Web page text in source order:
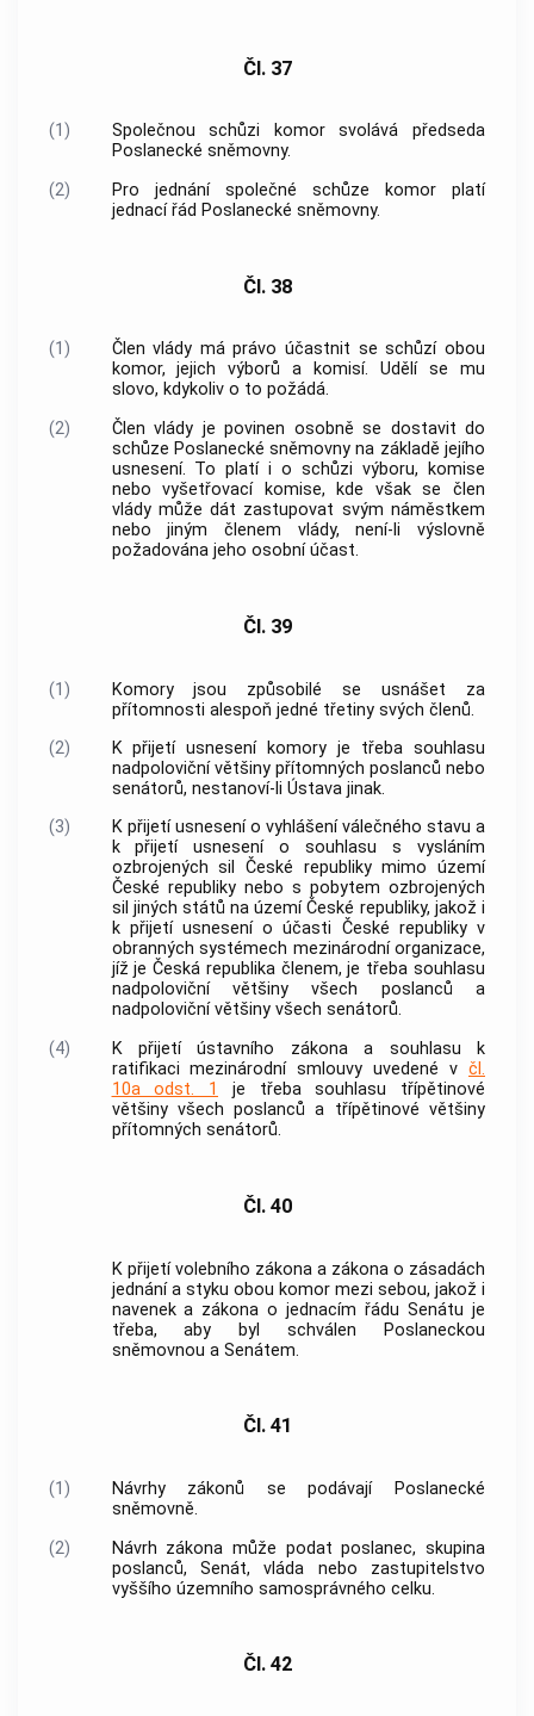
Čl. 37
(1)
Společnou schůzi komor svolává předseda
Poslanecké sněmovny.
(2)
Pro jednání společné schůze komor platí
jednací řád Poslanecké sněmovny.
Čl. 38
(1) Členvlády má právo účastnit se schůzí obou
komor, jejich výborů a komisí. Udělí se mu
slovo, kdykoliv o to požádá.
(2)
Člen vlády je povinen osobně se dostavit do
schůze Poslanecké sněmovny na základě jejího
usnesení. To platí i o schůzi výboru, komise
nebo vyšetřovací komise, kde však se člen
vládymůže dát zastupovat svým náměstkem
nebo jiným členem vlády, není-li výslovně
požadována jeho osobní účast.
Čl. 39
(1)
Komory jsou způsobilé se usnášet za
přítomnosti alespoň jedné třetiny svých členů.
(2)
K přijetí usnesení komory je třeba souhlasu
nadpoloviční většiny přítomných poslanců nebo
senátorů, nestanoví-li Ústava jinak.
(3)
K přijetí usnesení o vyhlášení válečného stavu a
k přijetí usnesení o souhlasu s vysláním
ozbrojených sil České republiky mimo území
České republiky nebo s pobytem ozbrojených
sil jiných států na území České republiky, jakož i
k přijetí usnesení o účasti České republiky v
obranných systémech mezinárodní organizace,
jíž je Česká republika členem, je třeba souhlasu
nadpoloviční většiny všech poslanců a
nadpoloviční většiny všech senátorů.
(4)
K přijetí ústavního zákona a souhlasu k
ratifikaci mezinárodní smlouvy uvedené v čl.
10a odst. 1
je třeba souhlasu třípětinové
většiny všech poslanců a třípětinové většiny
přítomných senátorů.
Čl. 40
K přijetí volebního zákona a zákona o zásadách
jednání a styku obou komor mezi sebou, jakož i
navenek a zákona o jednacím řádu Senátu je
třeba, aby byl schválen Poslaneckou
sněmovnou a Senátem.
Čl. 41
(1)
Návrhy zákonů se podávají Poslanecké
sněmovně.
(2)
Návrh zákona může podat poslanec, skupina
poslanců, Senát,vláda nebo zastupitelstvo
vyššího územního samosprávného celku.
Čl. 42